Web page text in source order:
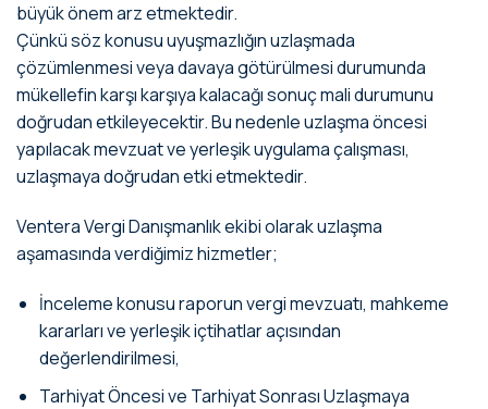
büyük önem arz etmektedir.
Çünkü söz konusu uyuşmazlığın uzlaşmada
çözümlenmesi veya davaya götürülmesi durumunda
mükellefin karşı karşıya kalacağı sonuç mali durumunu
doğrudan etkileyecektir. Bu nedenle uzlaşma öncesi
yapılacak mevzuat ve yerleşik uygulama çalışması,
uzlaşmaya doğrudan etki etmektedir.
Ventera Vergi Danışmanlık ekibi olarak uzlaşma
aşamasında verdiğimiz hizmetler;
İnceleme konusu raporun vergi mevzuatı, mahkeme
kararları ve yerleşik içtihatlar açısından
değerlendirilmesi,
Tarhiyat Öncesi ve Tarhiyat Sonrası Uzlaşmaya